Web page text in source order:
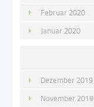
Februar 2020
Januar 2020
Dezember 2019
November 2019